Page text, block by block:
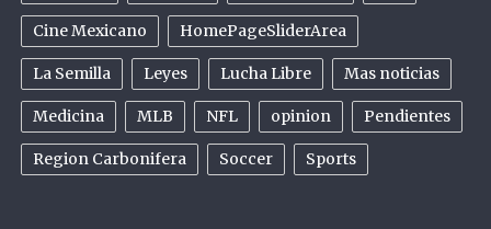
Cine Mexicano HomePageSliderArea
La Semilla Leyes Lucha Libre Mas noticias
Medicina MLB NFL opinion Pendientes
Region Carbonifera Soccer Sports